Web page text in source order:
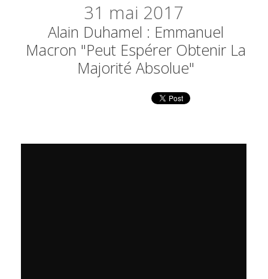
31 mai 2017
Alain Duhamel : Emmanuel
Macron "peut Espérer Obtenir La
Majorité Absolue"